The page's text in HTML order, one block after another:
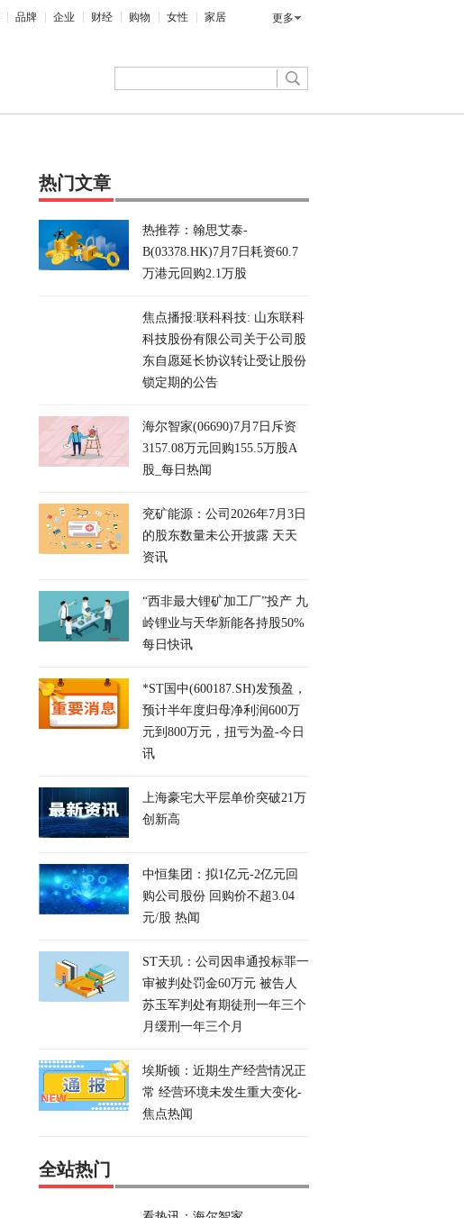
品牌 企业 财经 购物 女性 家居 更多
热门文章
热推荐：翰思艾泰-
B(03378.HK)7月7日耗资60.7
万港元回购2.1万股
焦点播报:联科科技: 山东联科
科技股份有限公司关于公司股
东自愿延长协议转让受让股份
锁定期的公告
海尔智家(06690)7月7日斥资
3157.08万元回购155.5万股A
股_每日热闻
兖矿能源：公司2026年7月3日
的股东数量未公开披露 天天
资讯
“西非最大锂矿加工厂”投产 九
岭锂业与天华新能各持股50%
每日快讯
*ST国中(600187.SH)发预盈，
预计半年度归母净利润600万
元到800万元，扭亏为盈-今日
讯
上海豪宅大平层单价突破21万
创新高
中恒集团：拟1亿元-2亿元回
购公司股份 回购价不超3.04
元/股 热闻
ST天玑：公司因串通投标罪一
审被判处罚金60万元 被告人
苏玉军判处有期徒刑一年三个
月缓刑一年三个月
埃斯顿：近期生产经营情况正
常 经营环境未发生重大变化-
焦点热闻
全站热门